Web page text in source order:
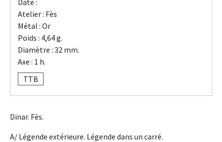
Atelier : Fès
Métal : Or
Poids : 4,64 g.
Diamètre : 32 mm.
Axe : 1 h.
TTB
Dinar. Fès.
A/ Légende extérieure. Légende dans un carré.